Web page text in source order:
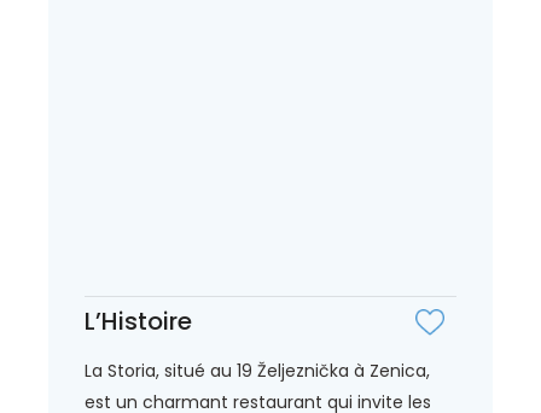
L’Histoire
La Storia, situé au 19 Željeznička à Zenica,
est un charmant restaurant qui invite les